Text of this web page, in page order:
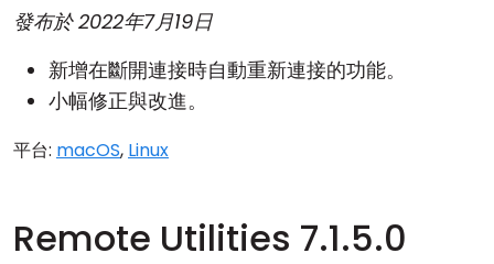
發布於2022年7月19日
新增在斷開連接時自動重新連接的功能。
小幅修正與改進。
平台: macOS, Linux
Remote Utilities 7.1.5.0